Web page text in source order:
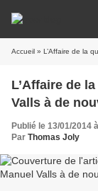
Accueil » L’Affaire de la
L’Affaire de
Valls à de
Publié le 13/01/2014
Par Thomas Joly